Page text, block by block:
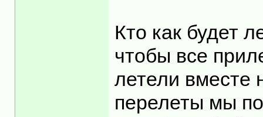
Кто как будет
чтобы все
летели вместе
перелеты мы